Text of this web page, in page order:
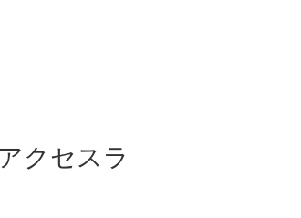
クセスラ